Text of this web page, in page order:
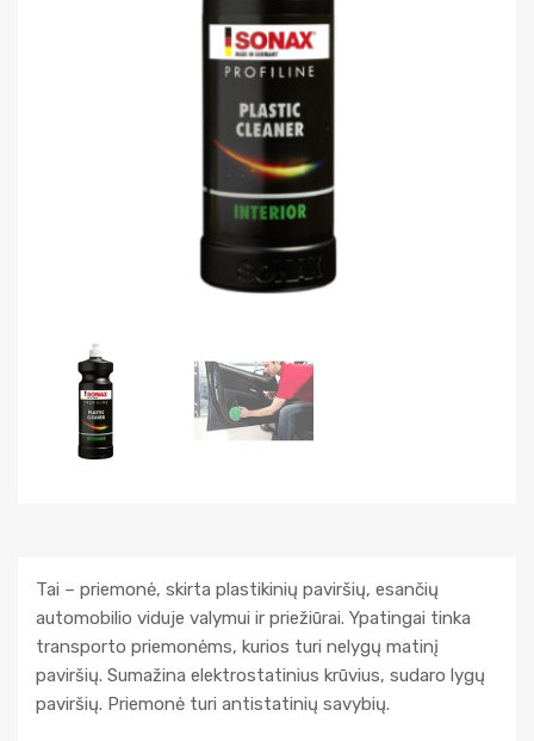
Tai – priemonė, skirta plastikinių paviršių, esančių
automobilio viduje valymui ir priežiūrai. Ypatingai tinka
transporto priemonėms, kurios turi nelygų matinį
paviršių. Sumažina elektrostatinius krūvius, sudaro lygų
paviršių. Priemonė turi antistatinių savybių.